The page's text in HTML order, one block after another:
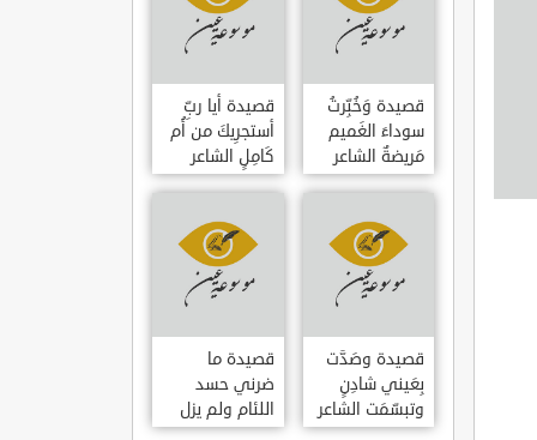
قصيدة وَخُبِّرتُ
سوداءَ الغَميم
مَريضةٌ الشاعر
العوام بن عقبة
قصيدة أيا ربِّ
أستجرِيكَ من أُم
كَامِلٍ الشاعر
العوام بن عقبة
قصيدة وصَدَّت
بِعَيني شادِنٍ
وتبسّمَت الشاعر
العوام بن عقبة
قصيدة ما
ضرني حسد
اللئام ولم يزل
الشاعر عمارة بن